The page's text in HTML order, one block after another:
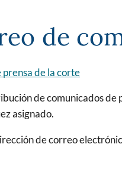
de
prensa de la corte
de comunicados
asignado.
de correo